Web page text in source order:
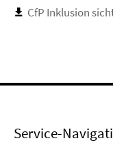
CfP Inklusion
Service-